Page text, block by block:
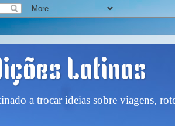
Latinas
a trocar ideias sobre viagens,